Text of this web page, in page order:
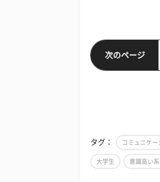
次のページ
タグ： コミュニケー
大学生 意識高い系